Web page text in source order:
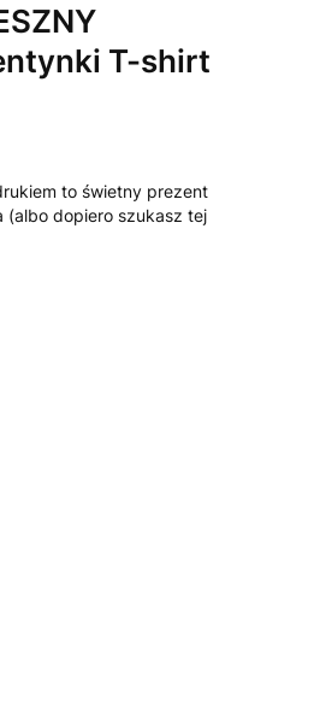
T-shirt
to świetny prezent
(albo dopiero szukasz tej